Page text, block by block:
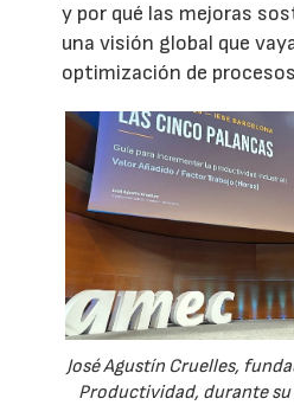
y por qué las mejoras
una visión global que
optimización de
José Agustín Cruelles,
Productividad, durante